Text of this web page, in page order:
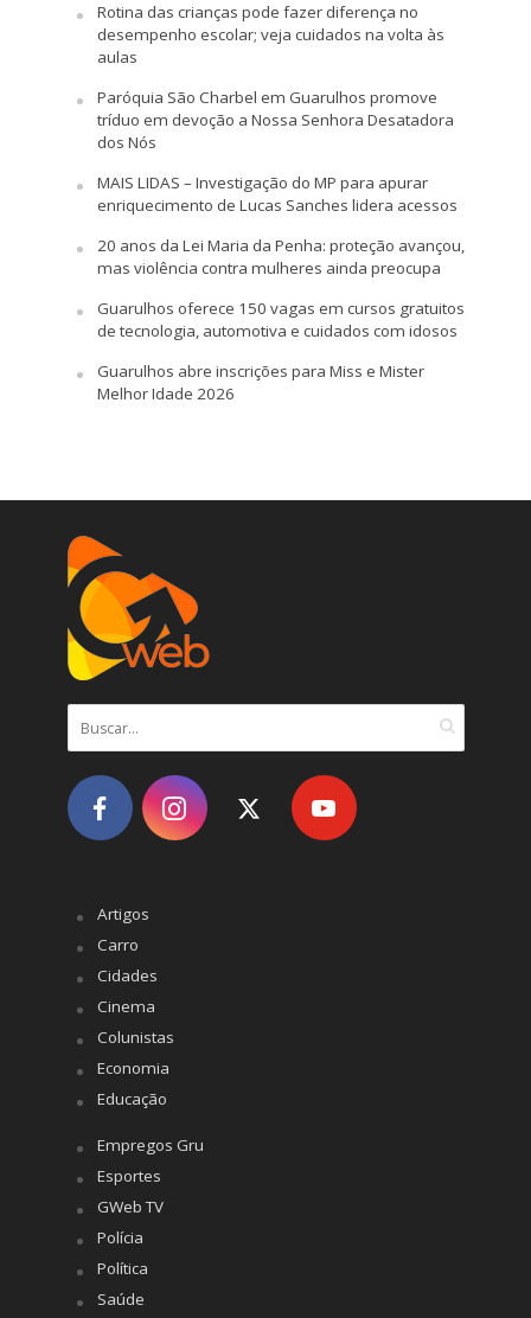
Rotina das crianças pode fazer diferença no
desempenho escolar; veja cuidados na volta às
aulas
Paróquia São Charbel em Guarulhos promove
tríduo em devoção a Nossa Senhora Desatadora
dos Nós
MAIS LIDAS – Investigação do MP para apurar
enriquecimento de Lucas Sanches lidera acessos
20 anos da Lei Maria da Penha: proteção avançou,
mas violência contra mulheres ainda preocupa
Guarulhos oferece 150 vagas em cursos gratuitos
de tecnologia, automotiva e cuidados com idosos
Guarulhos abre inscrições para Miss e Mister
Melhor Idade 2026
Artigos
Carro
Cidades
Cinema
Colunistas
Economia
Educação
Empregos Gru
Esportes
GWeb TV
Polícia
Política
Saúde